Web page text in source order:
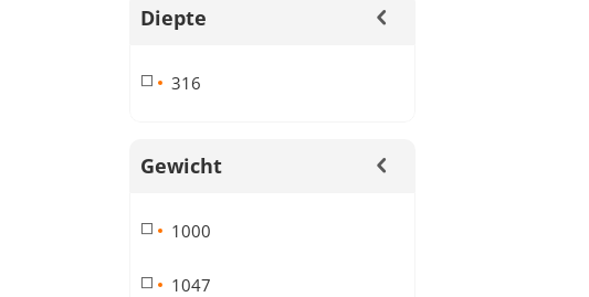
Diepte
316
Gewicht
1000
1047